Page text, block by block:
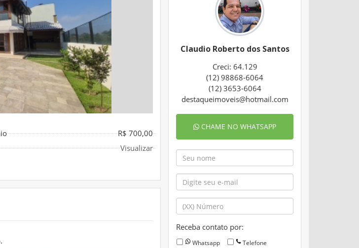
R$ 700,00
Visualizar
Claudio Roberto dos Santos
Creci: 64.129
(12) 98868-6064
(12) 3653-6064
destaqueimoveis@hotmail.com
CHAME NO WHATSAPP
Receba contato por:
Whatsapp
Telefone